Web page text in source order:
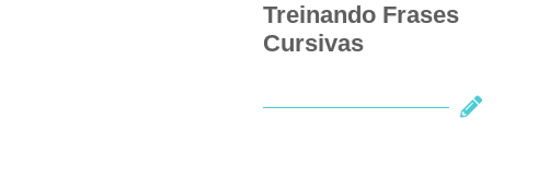
Treinando Frases
Cursivas